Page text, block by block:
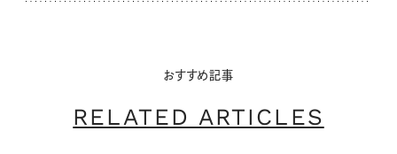
おすすめ記事
RELATED ARTICLES